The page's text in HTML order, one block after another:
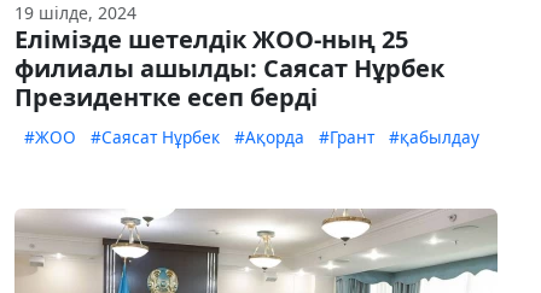
19 шілде, 2024
Елімізде шетелдік ЖОО-ның 25
филиалы ашылды: Саясат Нұрбек
Президентке есеп берді
#ЖОО #Саясат Нұрбек #Ақорда #Грант #қабылдау